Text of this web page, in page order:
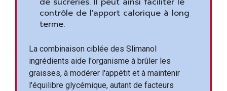
contrôle de l'apport calorique à long
terme.
La combinaison ciblée des Slimanol
ingrédients aide l'organisme à brûler les
graisses, à modérer l'appétit et à maintenir
l'équilibre glycémique, autant de facteurs